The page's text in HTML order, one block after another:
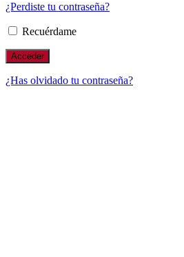
¿Perdiste tu contraseña?
Recuérdame
¿Has olvidado tu contraseña?